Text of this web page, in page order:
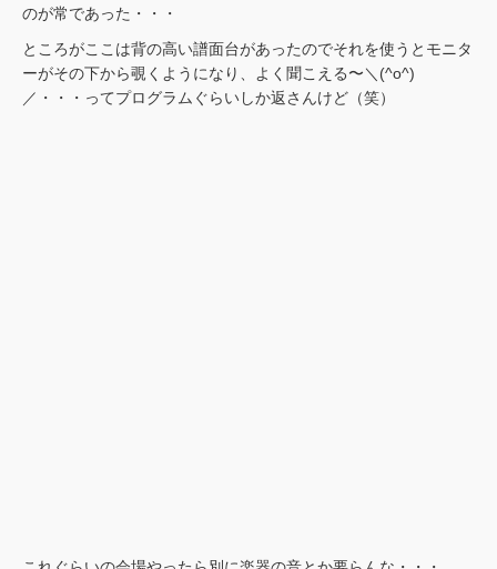
のが常であった・・・
ところがここは背の高い譜面台があったのでそれを使うとモニタ
ーがその下から覗くようになり、よく聞こえる〜＼(^o^)
／・・・ってプログラムぐらいしか返さんけど（笑）